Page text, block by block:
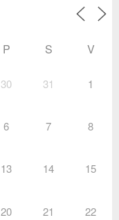
P S V
30 31 1
6 7 8
13 14 15
20 21 22